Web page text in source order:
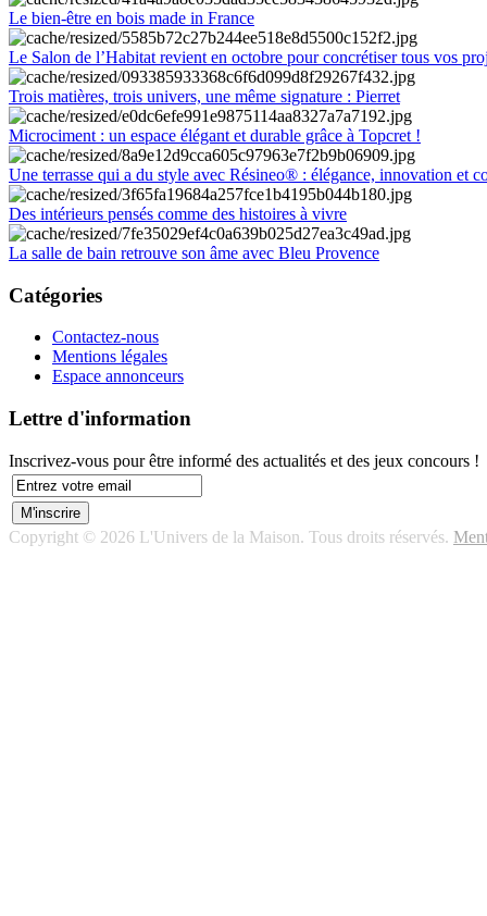
Le bien-être en bois made in France
Le Salon de l’Habitat revient en octobre pour concrétiser tous vos
Trois matières, trois univers, une même signature : Pierret
Microciment : un espace élégant et durable grâce à Topcret !
Une terrasse qui a du style avec Résineo® : élégance, innovation et
Des intérieurs pensés comme des histoires à vivre
La salle de bain retrouve son âme avec Bleu Provence
Catégories
Contactez-nous
Mentions légales
Espace annonceurs
Lettre d'information
Inscrivez-vous pour être informé des actualités et des jeux concours !
Copyright © 2026 L'Univers de la Maison. Tous droits réservés.